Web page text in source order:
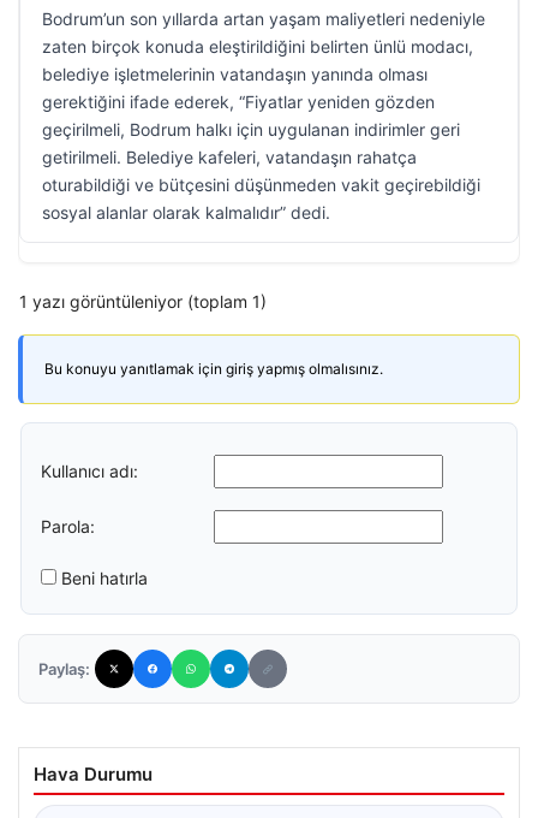
Bodrum’un son yıllarda artan yaşam maliyetleri nedeniyle
zaten birçok konuda eleştirildiğini belirten ünlü modacı,
belediye işletmelerinin vatandaşın yanında olması
gerektiğini ifade ederek, “Fiyatlar yeniden gözden
geçirilmeli, Bodrum halkı için uygulanan indirimler geri
getirilmeli. Belediye kafeleri, vatandaşın rahatça
oturabildiği ve bütçesini düşünmeden vakit geçirebildiği
sosyal alanlar olarak kalmalıdır” dedi.
1 yazı görüntüleniyor (toplam 1)
Bu konuyu yanıtlamak için giriş yapmış olmalısınız.
Kullanıcı adı:
Parola:
Beni hatırla
Paylaş:
Hava Durumu